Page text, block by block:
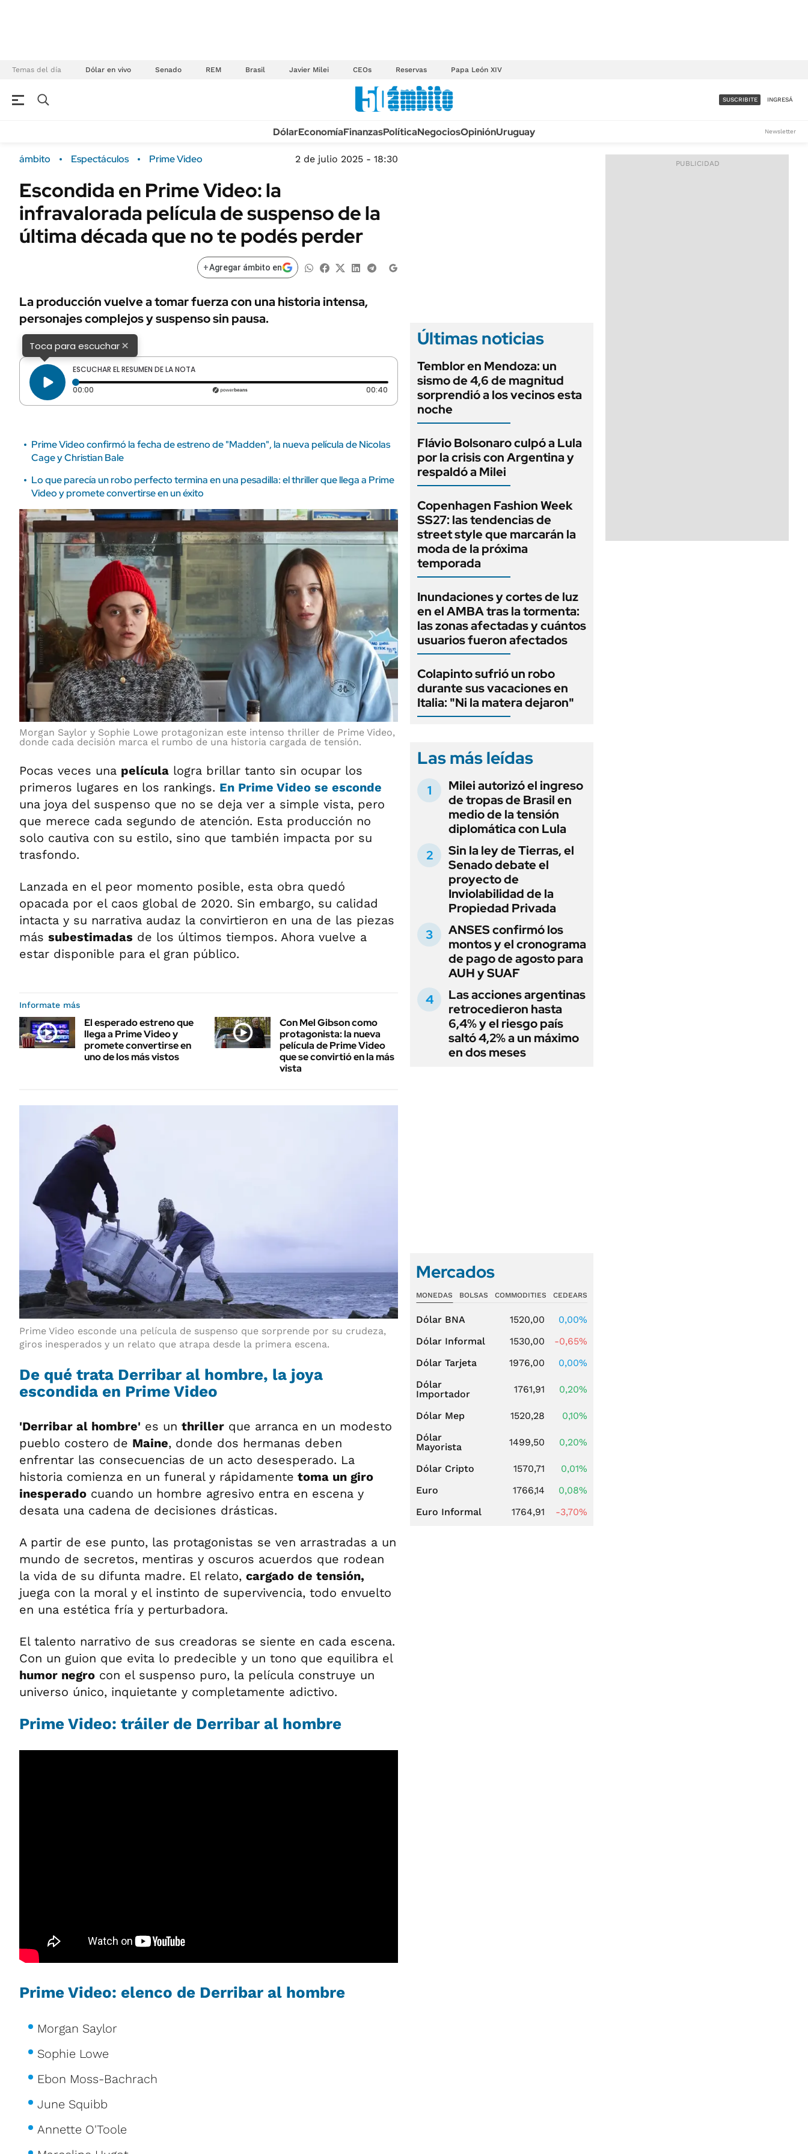
Temas del día Dólar en vivo Senado REM Brasil Javier Milei CEOs Reservas Papa León XIV
Campo
FINANZAS
Dólar
Sustentabilidad
Seguros
POLÍTICA
URUGUAY
TECNOLOGÍA
MÉXICO
INFORMACIÓN GENERAL
ESPECTÁCULOS
AUTOS
ACCESO FULL - $1.800/MES
SUSCRIBITE INGRESÁ
DólarEconomíaFinanzasPolíticaNegociosOpiniónUruguay Newsletter
ámbito Espectáculos Prime Video 2 de julio 2025 - 18:30
Escondida en Prime Video: la
infravalorada película de suspenso de la
última década que no te podés perder
+Agregar ámbito en
La producción vuelve a tomar fuerza con una historia intensa,
personajes complejos y suspenso sin pausa.
Toca para escuchar×
ESCUCHAR EL RESUMEN DE LA NOTA
00:00 Tiempo transcurrido: 0 segundos 00:40 Duración: 40 segundos
Prime Video confirmó la fecha de estreno de "Madden", la nueva película de Nicolas
Cage y Christian Bale
Lo que parecía un robo perfecto termina en una pesadilla: el thriller que llega a Prime
Video y promete convertirse en un éxito
Morgan Saylor y Sophie Lowe protagonizan este intenso thriller de Prime Video,
donde cada decisión marca el rumbo de una historia cargada de tensión.
Pocas veces una película logra brillar tanto sin ocupar los
primeros lugares en los rankings. En Prime Video se esconde
una joya del suspenso que no se deja ver a simple vista, pero
que merece cada segundo de atención. Esta producción no
solo cautiva con su estilo, sino que también impacta por su
trasfondo.
Lanzada en el peor momento posible, esta obra quedó
opacada por el caos global de 2020. Sin embargo, su calidad
intacta y su narrativa audaz la convirtieron en una de las piezas
más subestimadas de los últimos tiempos. Ahora vuelve a
estar disponible para el gran público.
Informate más
El esperado estreno que
llega a Prime Video y
promete convertirse en
uno de los más vistos
Con Mel Gibson como
protagonista: la nueva
película de Prime Video
que se convirtió en la más
vista
Prime Video esconde una película de suspenso que sorprende por su crudeza,
giros inesperados y un relato que atrapa desde la primera escena.
De qué trata Derribar al hombre, la joya
escondida en Prime Video
'Derribar al hombre' es un thriller que arranca en un modesto
pueblo costero de Maine, donde dos hermanas deben
enfrentar las consecuencias de un acto desesperado. La
historia comienza en un funeral y rápidamente toma un giro
inesperado cuando un hombre agresivo entra en escena y
desata una cadena de decisiones drásticas.
A partir de ese punto, las protagonistas se ven arrastradas a un
mundo de secretos, mentiras y oscuros acuerdos que rodean
la vida de su difunta madre. El relato, cargado de tensión,
juega con la moral y el instinto de supervivencia, todo envuelto
en una estética fría y perturbadora.
El talento narrativo de sus creadoras se siente en cada escena.
Con un guion que evita lo predecible y un tono que equilibra el
humor negro con el suspenso puro, la película construye un
universo único, inquietante y completamente adictivo.
Prime Video: tráiler de Derribar al hombre
Prime Video: elenco de Derribar al hombre
Morgan Saylor
Sophie Lowe
Ebon Moss-Bachrach
June Squibb
Annette O'Toole
Últimas noticias
Temblor en Mendoza: un
sismo de 4,6 de magnitud
sorprendió a los vecinos esta
noche
Flávio Bolsonaro culpó a Lula
por la crisis con Argentina y
respaldó a Milei
Copenhagen Fashion Week
SS27: las tendencias de
street style que marcarán la
moda de la próxima
temporada
Inundaciones y cortes de luz
en el AMBA tras la tormenta:
las zonas afectadas y cuántos
usuarios fueron afectados
Colapinto sufrió un robo
durante sus vacaciones en
Italia: "Ni la matera dejaron"
Las más leídas
Milei autorizó el ingreso
de tropas de Brasil en
medio de la tensión
diplomática con Lula
Sin la ley de Tierras, el
Senado debate el
proyecto de
Inviolabilidad de la
Propiedad Privada
ANSES confirmó los
montos y el cronograma
de pago de agosto para
AUH y SUAF
Las acciones argentinas
retrocedieron hasta
6,4% y el riesgo país
saltó 4,2% a un máximo
en dos meses
Mercados
MONEDAS BOLSAS COMMODITIES CEDEARS
Dólar BNA 1520,00
0,00%
Dólar Informal
1530,00
-0,65%
Dólar Tarjeta
1976,00
0,00%
Dólar
Importador
1761,91 0,20%
Dólar Mep 1520,28
0,10%
Dólar
Mayorista
1499,50 0,20%
Dólar Cripto 1570,71
0,01%
Euro
1766,14
0,08%
Euro Informal
1764,91 -3,70%